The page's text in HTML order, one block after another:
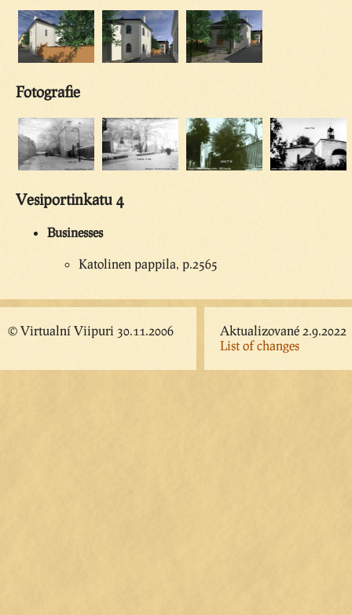
Fotografie
Vesiportinkatu 4
Businesses
Katolinen pappila, p.2565
© Virtualní Viipuri 30.11.2006
Aktualizované 2.9.2022
List of changes